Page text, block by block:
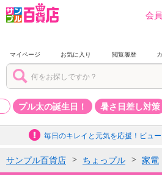
会
マイページ お気に入り 閲覧履歴
プル太の誕生日！ 暑さ日差し対策
毎日のキレイと元気を応援！ビュ
サンプル百貨店 ちょっプル 家電